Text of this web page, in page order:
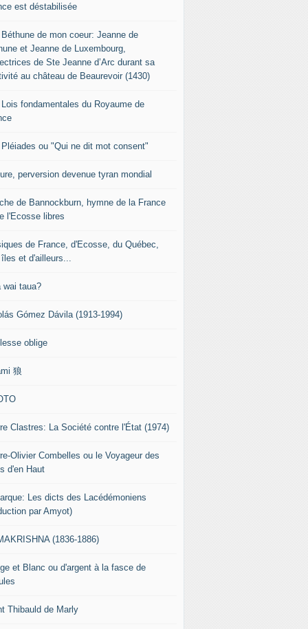
est déstabilisée
de mon coeur: Jeanne de
et Jeanne de Luxembourg,
de Ste Jeanne d’Arc durant sa
au château de Beaurevoir (1430)
fondamentales du Royaume de
Pléiades ou "Qui ne dit mot consent"
perversion devenue tyran mondial
de Bannockburn, hymne de la France
l'Ecosse libres
de France, d'Ecosse, du Québec,
et d'ailleurs...
wai taua?
Gómez Dávila (1913-1994)
oblige
狼
Clastres: La Société contre l'État (1974)
Olivier Combelles ou le Voyageur des
d'en Haut
Les dicts des Lacédémoniens
par Amyot)
(1836-1886)
et Blanc ou d'argent à la fasce de
Thibauld de Marly